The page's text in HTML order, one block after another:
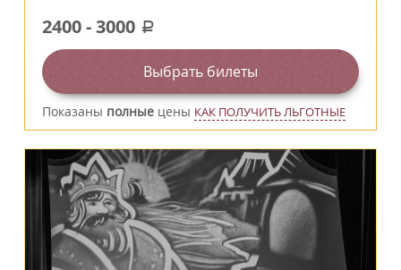
2400-3000 a
Выбрать билеты
Показаны полные цены КАК ПОЛУЧИТЬ ЛЬГОТНЫЕ